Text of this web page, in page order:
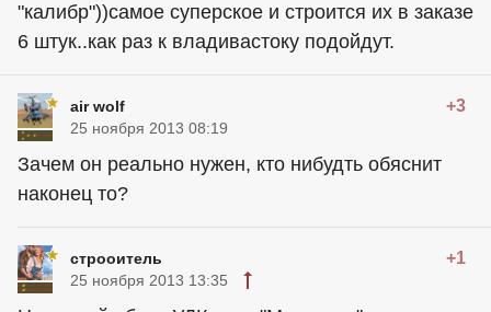
"калибр"))самое суперское и строится их в заказе
6 штук..как раз к владивастоку подойдут.
air wolf +3
25 ноября 2013 08:19
Зачем он реально нужен, кто нибудть обяснит
наконец то?
строоитель +1
25 ноября 2013 13:35